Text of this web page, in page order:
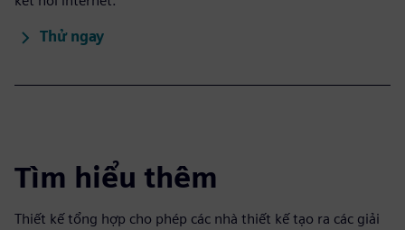
Thử ngay
Tìm hiểu thêm
Thiết kế tổng hợp cho phép các nhà thiết kế tạo ra các giải